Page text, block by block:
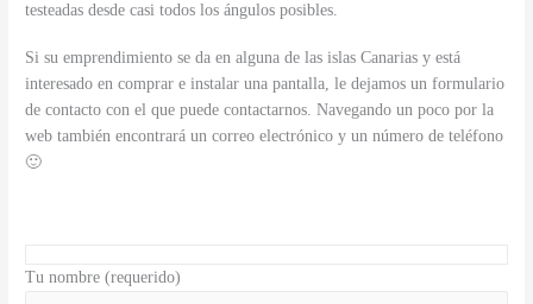
testeadas desde casi todos los ángulos posibles.
Si su emprendimiento se da en alguna de las islas Canarias y está
interesado en comprar e instalar una pantalla, le dejamos un formulario
de contacto con el que puede contactarnos. Navegando un poco por la
web también encontrará un correo electrónico y un número de teléfono
🙂
Tu nombre (requerido)